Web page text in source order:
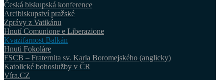
Česká biskupská konference
Arcibiskupství pražské
Zprávy z Vatikánu
Hnutí Comunione e Liberazione
Kvazifarnost Balkán
Hnuti Fokoláre
FSCB – Fraternita sv. Karla Boromejského (anglicky)
Katolické bohoslužby v ČR
Víra.CZ